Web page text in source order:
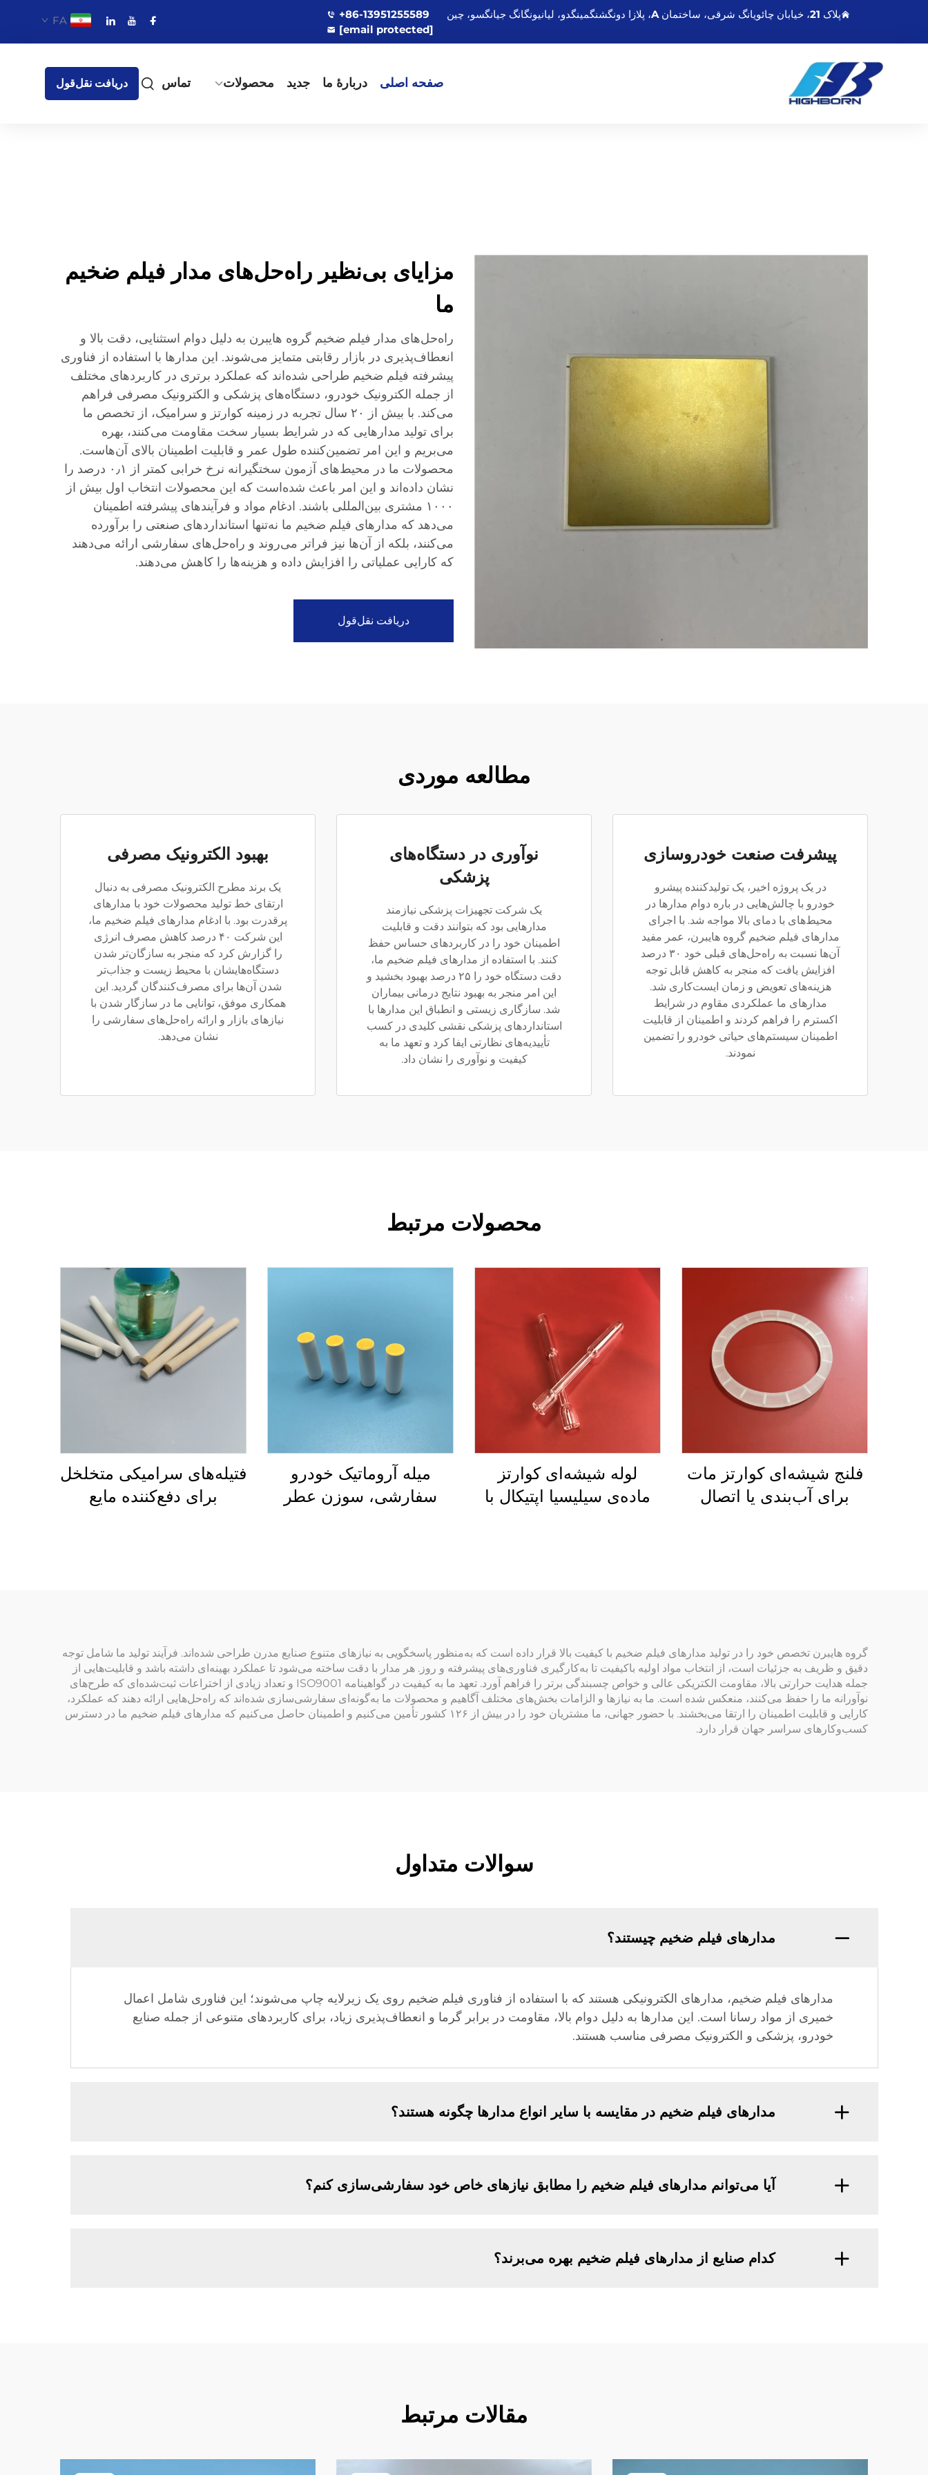
پلاک 21، خیابان چائویانگ شرقی، ساختمان A، پلازا دونگشنگمینگدو، لیانیونگانگ جیانگسو، چین
+86-13951255589
[email protected]
FA
صفحه اصلی دربارهٔ ما جدید محصولات تماس دریافت نقل‌قول
مزایای بی‌نظیر راه‌حل‌های مدار فیلم ضخیم
ما
راه‌حل‌های مدار فیلم ضخیم گروه هایبرن به دلیل دوام استثنایی، دقت بالا و
انعطاف‌پذیری در بازار رقابتی متمایز می‌شوند. این مدارها با استفاده از فناوری
پیشرفته فیلم ضخیم طراحی شده‌اند که عملکرد برتری در کاربردهای مختلف
از جمله الکترونیک خودرو، دستگاه‌های پزشکی و الکترونیک مصرفی فراهم
می‌کند. با بیش از ۲۰ سال تجربه در زمینه کوارتز و سرامیک، از تخصص ما
برای تولید مدارهایی که در شرایط بسیار سخت مقاومت می‌کنند، بهره
می‌بریم و این امر تضمین‌کننده طول عمر و قابلیت اطمینان بالای آن‌هاست.
محصولات ما در محیط‌های آزمون سختگیرانه نرخ خرابی کمتر از ۰٫۱ درصد را
نشان داده‌اند و این امر باعث شده‌است که این محصولات انتخاب اول بیش از
۱۰۰۰ مشتری بین‌المللی باشند. ادغام مواد و فرآیندهای پیشرفته اطمینان
می‌دهد که مدارهای فیلم ضخیم ما نه‌تنها استانداردهای صنعتی را برآورده
می‌کنند، بلکه از آن‌ها نیز فراتر می‌روند و راه‌حل‌های سفارشی ارائه می‌دهند
که کارایی عملیاتی را افزایش داده و هزینه‌ها را کاهش می‌دهند.
دریافت نقل‌قول
مطالعه موردی
پیشرفت صنعت خودروسازی
در یک پروژه اخیر، یک تولیدکننده پیشرو
خودرو با چالش‌هایی در باره دوام مدارها در
محیط‌های با دمای بالا مواجه شد. با اجرای
مدارهای فیلم ضخیم گروه هایبرن، عمر مفید
آن‌ها نسبت به راه‌حل‌های قبلی خود ۳۰ درصد
افزایش یافت که منجر به کاهش قابل توجه
هزینه‌های تعویض و زمان ایست‌کاری شد.
مدارهای ما عملکردی مقاوم در شرایط
اکسترم را فراهم کردند و اطمینان از قابلیت
اطمینان سیستم‌های حیاتی خودرو را تضمین
نمودند.
نوآوری در دستگاه‌های
پزشکی
یک شرکت تجهیزات پزشکی نیازمند
مدارهایی بود که بتوانند دقت و قابلیت
اطمینان خود را در کاربردهای حساس حفظ
کنند. با استفاده از مدارهای فیلم ضخیم ما،
دقت دستگاه خود را ۲۵ درصد بهبود بخشید و
این امر منجر به بهبود نتایج درمانی بیماران
شد. سازگاری زیستی و انطباق این مدارها با
استانداردهای پزشکی نقشی کلیدی در کسب
تأییدیه‌های نظارتی ایفا کرد و تعهد ما به
کیفیت و نوآوری را نشان داد.
بهبود الکترونیک مصرفی
یک برند مطرح الکترونیک مصرفی به دنبال
ارتقای خط تولید محصولات خود با مدارهای
پرقدرت بود. با ادغام مدارهای فیلم ضخیم ما،
این شرکت ۴۰ درصد کاهش مصرف انرژی
را گزارش کرد که منجر به سازگان‌تر شدن
دستگاه‌هایشان با محیط زیست و جذاب‌تر
شدن آن‌ها برای مصرف‌کنندگان گردید. این
همکاری موفق، توانایی ما در سازگار شدن با
نیازهای بازار و ارائه راه‌حل‌های سفارشی را
نشان می‌دهد.
محصولات مرتبط
فلنج شیشه‌ای کوارتز مات
برای آب‌بندی یا اتصال
لوله شیشه‌ای کوارتز
ماده‌ی سیلیسیا اپتیکال با
میله آروماتیک خودرو
سفارشی، سوزن عطر
فتیله‌های سرامیکی متخلخل
برای دفع‌کننده مایع
گروه هایبرن تخصص خود را در تولید مدارهای فیلم ضخیم با کیفیت بالا قرار داده است که به‌منظور پاسخگویی به نیازهای متنوع صنایع مدرن طراحی شده‌اند. فرآیند تولید ما شامل توجه
دقیق و ظریف به جزئیات است، از انتخاب مواد اولیه باکیفیت تا به‌کارگیری فناوری‌های پیشرفته و روز. هر مدار با دقت ساخته می‌شود تا عملکرد بهینه‌ای داشته باشد و قابلیت‌هایی از
جمله هدایت حرارتی بالا، مقاومت الکتریکی عالی و خواص چسبندگی برتر را فراهم آورد. تعهد ما به کیفیت در گواهینامه ISO9001 و تعداد زیادی از اختراعات ثبت‌شده‌ای که طرح‌های
نوآورانه ما را حفظ می‌کنند، منعکس شده است. ما به نیازها و الزامات بخش‌های مختلف آگاهیم و محصولات ما به‌گونه‌ای سفارشی‌سازی شده‌اند که راه‌حل‌هایی ارائه دهند که عملکرد،
کارایی و قابلیت اطمینان را ارتقا می‌بخشند. با حضور جهانی، ما مشتریان خود را در بیش از ۱۲۶ کشور تأمین می‌کنیم و اطمینان حاصل می‌کنیم که مدارهای فیلم ضخیم ما در دسترس
کسب‌وکارهای سراسر جهان قرار دارد.
سوالات متداول
مدارهای فیلم ضخیم چیستند؟
مدارهای فیلم ضخیم، مدارهای الکترونیکی هستند که با استفاده از فناوری فیلم ضخیم روی یک زیرلایه چاپ می‌شوند؛ این فناوری شامل اعمال
خمیری از مواد رسانا است. این مدارها به دلیل دوام بالا، مقاومت در برابر گرما و انعطاف‌پذیری زیاد، برای کاربردهای متنوعی از جمله صنایع
خودرو، پزشکی و الکترونیک مصرفی مناسب هستند.
مدارهای فیلم ضخیم در مقایسه با سایر انواع مدارها چگونه هستند؟
آیا می‌توانم مدارهای فیلم ضخیم را مطابق نیازهای خاص خود سفارشی‌سازی کنم؟
کدام صنایع از مدارهای فیلم ضخیم بهره می‌برند؟
مقالات مرتبط